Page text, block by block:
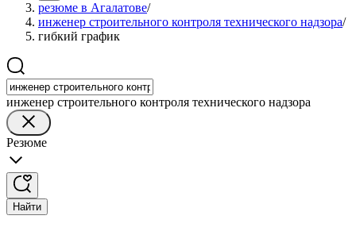
резюме в Агалатове/
инженер строительного контроля технического надзора/
гибкий график
инженер строительного контроля технического надзора
Резюме
Найти